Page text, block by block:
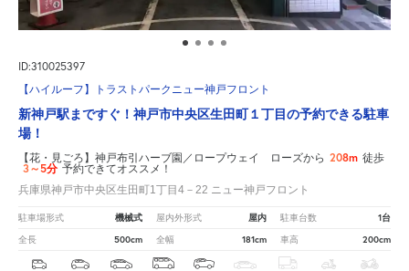
ID:310025397
【ハイルーフ】トラストパークニュー神戸フロント
新神戸駅まですぐ！神戸市中央区生田町１丁目の予約できる駐車
場！
【花・見ごろ】神戸布引ハーブ園／ロープウェイ ローズから 208m 徒歩
3～5分 予約できてオススメ！
兵庫県神戸市中央区生田町1丁目4－22 ニュー神戸フロント
駐車場形式 機械式 屋内外形式 屋内 駐車台数 1台
全長 500cm 全幅 181cm 車高 200cm